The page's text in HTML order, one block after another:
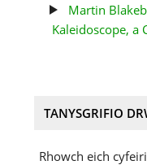
Martin
Kaleidoscope, a
TANYSGRIFIO
Rhowch eich